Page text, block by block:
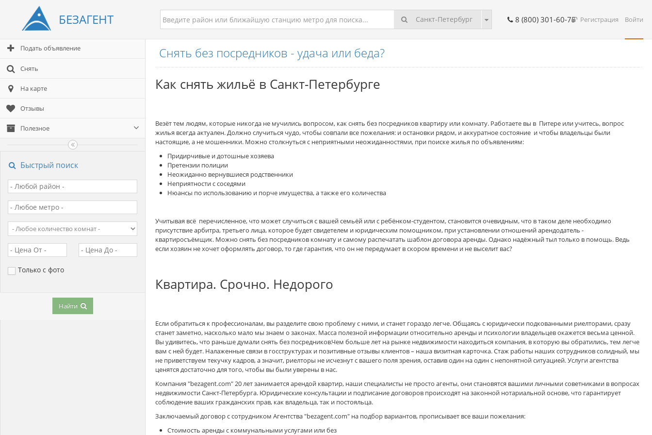
БЕЗАГЕНТ Санкт-Петербург 8 (800) 301-60-75 Регистрация Войти
Подать объявление
Снять
На карте
Отзывы
Полезное
Быстрый поиск
Только с фото
Найти
Снять без посредников - удача или беда?
Как снять жильё в Санкт-Петербурге
Везёт тем людям, которые никогда не мучились вопросом, как снять без посредников квартиру или комнату. Работаете вы в Питере или учитесь, вопрос
жилья всегда актуален. Должно случиться чудо, чтобы совпали все пожелания: и остановки рядом, и аккуратное состояние и чтобы владельцы были
настоящие, а не мошенники. Можно столкнуться с неприятными неожиданностями, при поиске жилья по объявлениям:
Придирчивые и дотошные хозяева
Претензии полиции
Неожиданно вернувшиеся родственники
Неприятности с соседями
Нюансы по использованию и порче имущества, а также его количества
Учитывая всё перечисленное, что может случиться с вашей семьёй или с ребёнком-студентом, становится очевидным, что в таком деле необходимо
присутствие арбитра, третьего лица, которое будет свидетелем и юридическим помощником, при установлении отношений арендодатель -
квартиросъёмщик. Можно снять без посредников комнату и самому распечатать шаблон договора аренды. Однако надёжный тыл только в помощь. Ведь
если хозяин не хочет оформлять договор, то где гарантия, что он не передумает в скором времени и не выселит вас?
Квартира. Срочно. Недорого
Если обратиться к профессионалам, вы разделите свою проблему с ними, и станет гораздо легче. Общаясь с юридически подкованными риелторами, сразу
станет заметно, насколько мало мы знаем о законах. Масса полезной информации относительно аренды и психологии владельцев окажется весьма ценной.
Вы удивитесь, что раньше думали снять без посредников.Чем больше лет на рынке недвижимости находиться компания, в которую вы обратились, тем легче
вам с ней будет. Налаженные связи в госструктурах и позитивные отзывы клиентов – наша визитная карточка. Стаж работы наших сотрудников солидный, мы
не приветствуем текучку кадров, а значит, риелторы не исчезнут с вашего поля зрения, оставив один на один с непонятной ситуацией. Услуги агентства
ценятся достаточно для того, чтобы вы были уверены в нас.
Компания "bezagent.com" 20 лет занимается арендой квартир, наши специалисты не просто агенты, они становятся вашими личными советниками в вопросах
недвижимости Санкт-Петербурга. Юридические консультации и подписание договоров происходят на законной нотариальной основе, что гарантирует
соблюдение ваших гражданских прав, как владельца, так и постояльца.
Заключаемый договор с сотрудником Агентства "bezagent.com" на подбор вариантов, прописывает все ваши пожелания:
Стоимость аренды с коммунальными услугами или без